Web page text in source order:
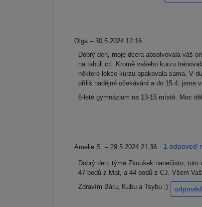
Olga – 30.5.2024 12:16
Dobrý den, moje dcera absolvovala váš
na tabuli cti. Kromě vašeho kurzu
některé lekce kurzu opakovala sama. V
příliš nadějné očekávání a do 15.4. jsme
6-leté gymnázium na 13-15 místě. Moc
Amelie S. – 29.5.2024 21:36 1 odpoveď
Dobrý den, týme Zkoušek nanečisto,
47 bodů z Mat, a 44 bodů z CJ. Všem
Zdravím Báru, Kubu a Tsybu :)